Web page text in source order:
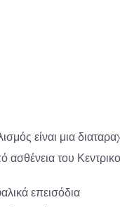
είναι μια
ασθένεια του
επεισόδια